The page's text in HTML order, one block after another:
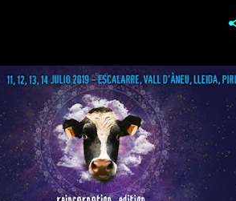
MUSIC FESTIVAL FESTIVALES LLEIDA